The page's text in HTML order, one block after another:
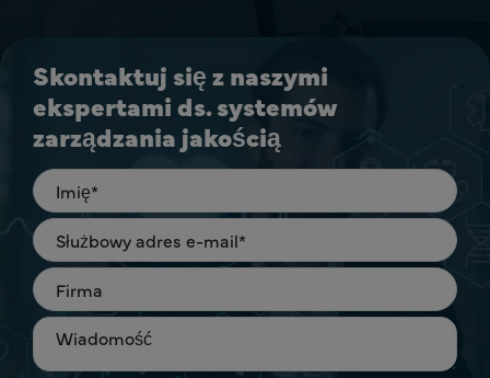
Skontaktuj się z naszymi
ekspertami ds. systemów
zarządzania jakością